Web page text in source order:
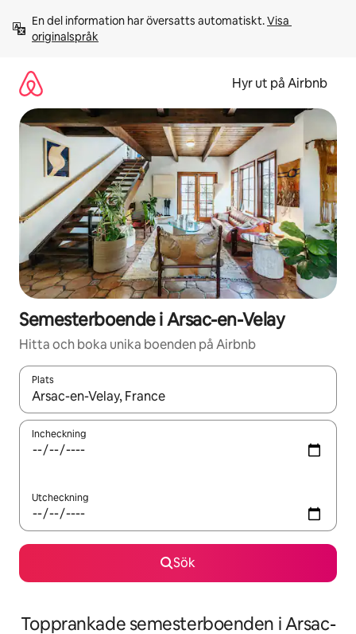
innehåll
En del information har översatts automatiskt. Visa
originalspråk
Hyr ut på Airbnb
Semesterboende i Arsac-en-Velay
Hitta och boka unika boenden på Airbnb
Plats
När resultaten är tillgängliga kan du navigera med upp- och
Incheckning
Utcheckning
Sök
Topprankade semesterboenden i Arsac-